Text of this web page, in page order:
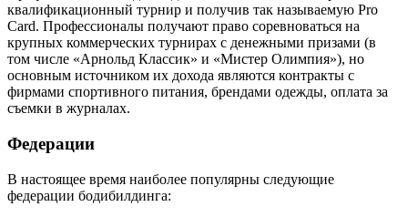
квалификационный турнир и получив так называемую Pro
Card. Профессионалы получают право соревноваться на
крупных коммерческих турнирах с денежными призами (в
том числе «Арнольд Классик» и «Мистер Олимпия»), но
основным источником их дохода являются контракты с
фирмами спортивного питания, брендами одежды, оплата за
съемки в журналах.
Федерации
В настоящее время наиболее популярны следующие
федерации бодибилдинга: